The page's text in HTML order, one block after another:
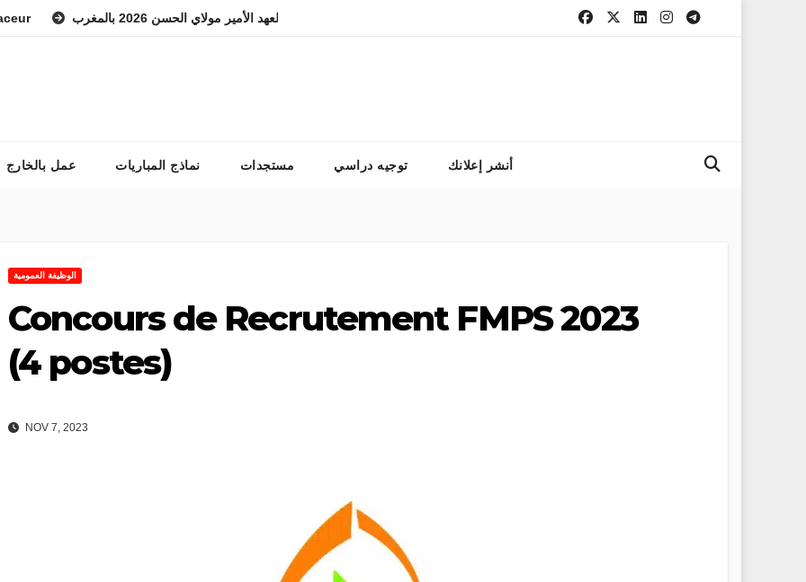
التسجيل في مباراة المعهد الوطني للفرس ولي العهد الأمير مولاي الحسن 2026 بالمغرب
عمل بالخارج نماذج المباريات مستجدات توجيه دراسي أنشر إعلانك
الوظيفة العمومية
Concours de Recrutement FMPS 2023
(4 postes)
NOV 7, 2023